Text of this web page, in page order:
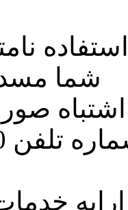
شما
اشتباه
خدمات